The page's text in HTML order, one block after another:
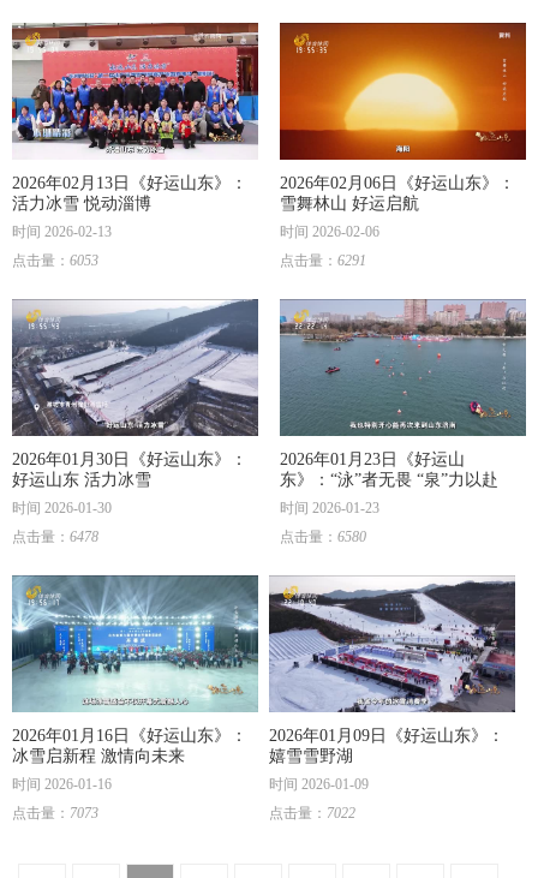
2026年02月13日《好运山东》：
活力冰雪 悦动淄博
时间 2026-02-13
点击量： 6053
2026年02月06日《好运山东》：
雪舞林山 好运启航
时间 2026-02-06
点击量： 6291
2026年01月30日《好运山东》：
好运山东 活力冰雪
时间 2026-01-30
点击量： 6478
2026年01月23日《好运山
东》：“泳”者无畏 “泉”力以赴
时间 2026-01-23
点击量： 6580
2026年01月16日《好运山东》：
冰雪启新程 激情向未来
时间 2026-01-16
点击量： 7073
2026年01月09日《好运山东》：
嬉雪雪野湖
时间 2026-01-09
点击量： 7022